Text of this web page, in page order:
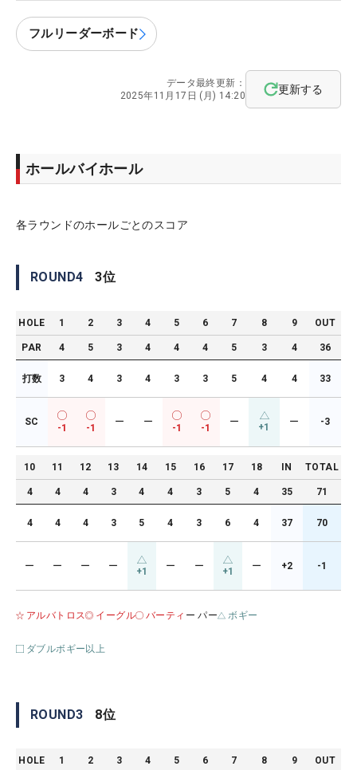
フルリーダーボード
データ最終更新：
2025年11月17日 (月) 14:20
更新する
ホールバイホール
各ラウンドのホールごとのスコア
ROUND4 3位
HOLE 1 2 3 4 5 6 7 8 9 OUT
PAR 4 5 3 4 4 4 5 3 4 36
打数 3 4 3 4 3 3 5 4 4 33
SC
-1 -1
ー ー
-1 -1
ー +1 ー -3
10 11 12 13 14 15 16 17 18 IN TOTAL
4 4 4 3 4 4 3 5 4 35 71
4 4 4 3 5 4 3 6 4 37 70
ー ー ー ー +1 ー ー +1 ー +2 -1
アルバトロス イーグル バーティ ー パー ボギー
ダブルボギー以上
ROUND3 8位
HOLE 1 2 3 4 5 6 7 8 9 OUT